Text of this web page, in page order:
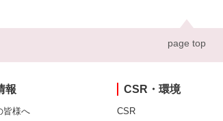
page top
報
皆様へ
CSR・環境
CSR